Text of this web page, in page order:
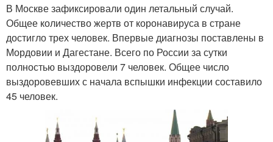
В Москве зафиксировали один летальный случай.
Общее количество жертв от коронавируса в стране
достигло трех человек. Впервые диагнозы поставлены в
Мордовии и Дагестане. Всего по России за сутки
полностью выздоровели 7 человек. Общее число
выздоровевших с начала вспышки инфекции составило
45 человек.